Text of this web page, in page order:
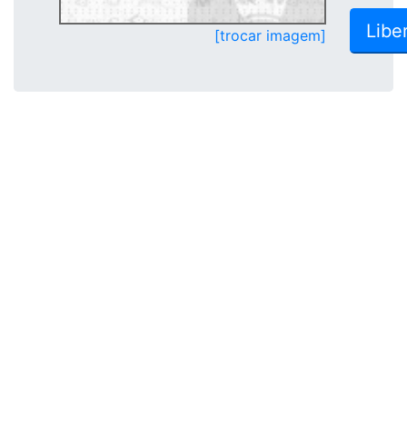
[trocar imagem]